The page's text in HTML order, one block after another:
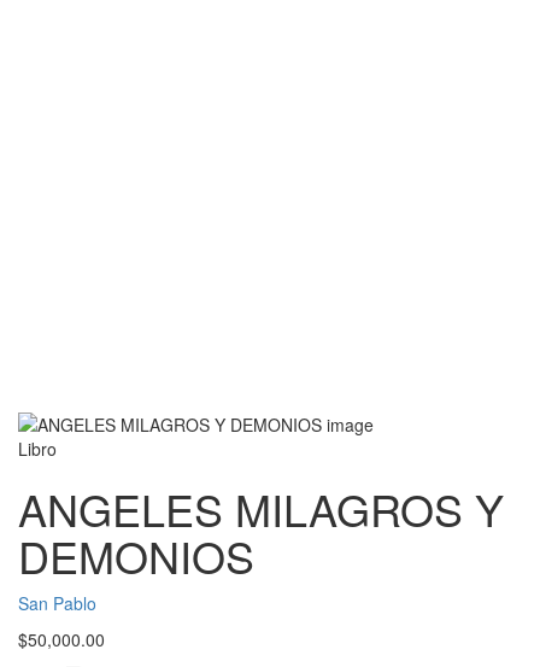
Libro
ANGELES MILAGROS Y
DEMONIOS
San Pablo
$50,000.00